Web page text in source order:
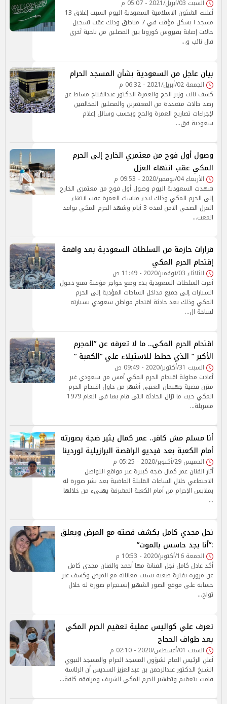
السبت 03/أبريل/2021 - 05:07 م
أعلنت الشئون الإسلامية السعودية اليوم السبت إغلاق 13
مسجد ا بشكل مؤقت في 7 مناطق وذلك عقب تسجيل
حالات إصابة بفيروس كورونا بين المصلين من ناحية أخرى
قال نائب و…
بيان عاجل من السعودية بشأن المسجد الحرام
الجمعة 02/أبريل/2021 - 06:32 م
كشف نائب وزير الحج والعمرة الدكتور عبدالفتاح مشاط عن
رصد حالات متعددة من المعتمرين والمصلين المخالفين
لإجراءات تصاريح العمرة والحج وبحسب وسائل إعلام
سعودية فق…
وصول أول فوج من معتمري الخارج إلى الحرم
المكي عقب انتهاء العزل
الأربعاء 04/نوفمبر/2020 - 09:53 م
شهدت السعودية اليوم وصول أول فوج من معتمري الخارج
إلى الحرم المكي وذلك لبدء مناسك العمرة عقب انتهاء
العزل الصحي الآمن لمدة 3 أيام وشهد الحرم المكي توافد
المعت…
قرارات حازمة من السلطات السعودية بعد واقعة
إقتحام الحرم المكي
الثلاثاء 03/نوفمبر/2020 - 11:49 ص
أقرت السلطات السعودية بدء وضع حواجز مؤقتة تمنع دخول
السيارات إلى جميع مداخل الساحات المؤدية إلى الحرم
المكي وذلك بعد حادثة اقتحام مواطن سعودي بسيارته
لساحة ال…
اقتحام الحرم المكي.. ما لا تعرفه عن ”المجرم
الأكبر ” الذي خطط للاستيلاء علي ”الكعبة ”
السبت 31/أكتوبر/2020 - 09:49 ص
أعادت محاولة اقتحام الحرم المكي أمس من سعودي غير
متزن قضية جهيمان العتبي أشهر من حاول اقتحام الحرم
المكي حيث ما تزال الحادثة التي قام بها في العام 1979
مسربلة…
أنا مسلم مش كافر.. عمر كمال يثير ضجة بصورته
أمام الكعبة بعد فيديو الراقصة البرازيلية لوردينا
الخميس 29/أكتوبر/2020 - 05:25 م
أثار الفنان عمر كمال ضجة كبيرة عبر مواقع التواصل
الاجتماعي خلال الساعات القليلة الماضية بعد نشر صورة له
بملابس الإحرام من أمام الكعبة المشرفة يهنىء من خلالها
…
نجل مجدي كامل يكشف قصته مع المرض ويعلق
:”أنا بجد حاسس بالموت”
الجمعة 16/أكتوبر/2020 - 10:53 م
أكد عادل كامل نجل الفنانة مها أحمد والفنان مجدي كامل
عن مروره بفترة صعبة بسبب معاناته مع المرض وكشف عبر
حسابه على موقع الصور الشهير إنستجرام صورة له خلال
تواج…
تعرف علي كواليس عملية تعقيم الحرم المكي
بعد طواف الحجاج
السبت 01/أغسطس/2020 - 02:10 م
أعلن الرئيس العام لشؤون المسجد الحرام والمسجد النبوي
الشيخ الدكتور عبدالرحمن بن عبدالعزيز السديس أن الرئاسة
قامت بتعقيم وتطهير الحرم المكي الشريف ومرافقه كافة…